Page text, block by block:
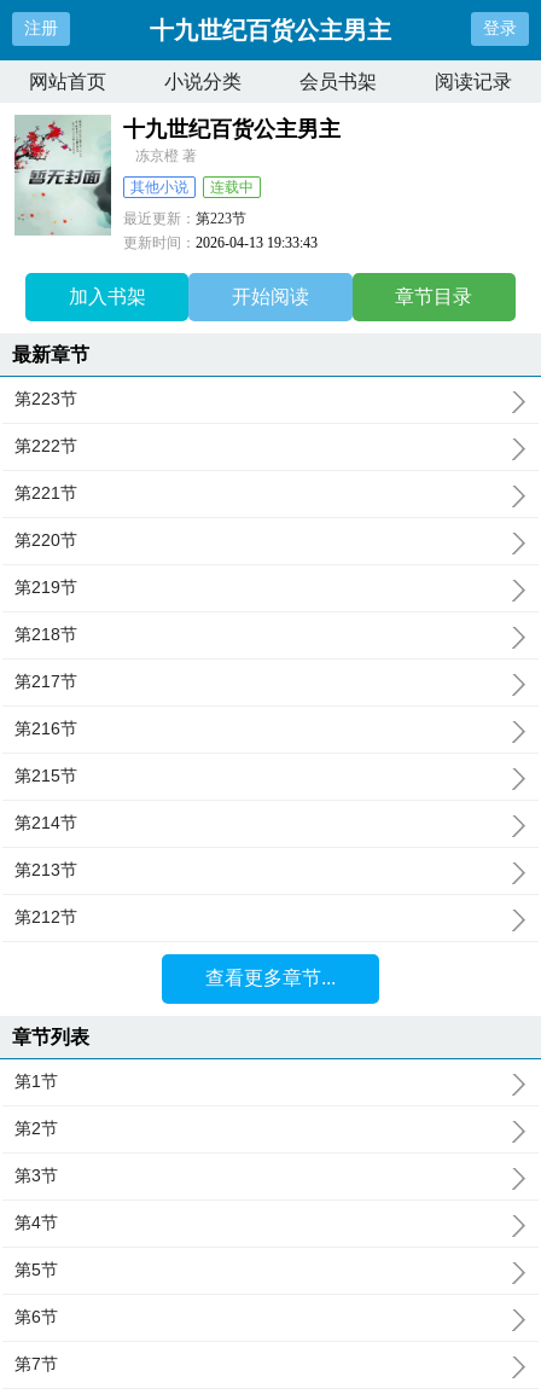
注册 十九世纪百货公主男主 登录
网站首页 小说分类 会员书架 阅读记录
十九世纪百货公主男主
冻京橙 著
其他小说
连载中
最近更新：第223节
更新时间：2026-04-13 19:33:43
加入书架 开始阅读 章节目录
最新章节
第223节
第222节
第221节
第220节
第219节
第218节
第217节
第216节
第215节
第214节
第213节
第212节
查看更多章节...
章节列表
第1节
第2节
第3节
第4节
第5节
第6节
第7节